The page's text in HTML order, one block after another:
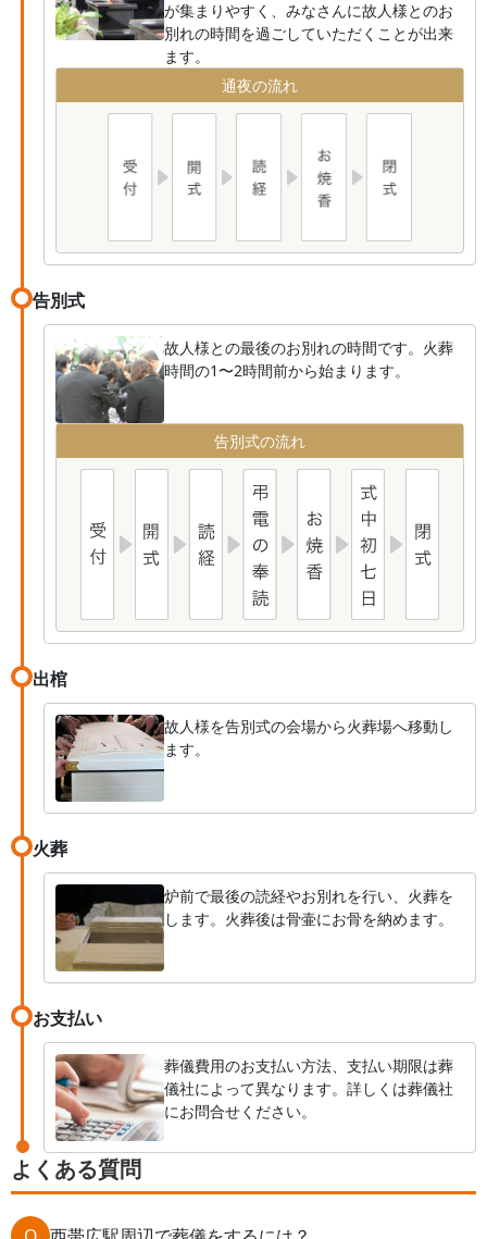
が集まりやすく、みなさんに故人様とのお
別れの時間を過ごしていただくことが出来
ます。
通夜の流れ
告別式
故人様との最後のお別れの時間です。火葬
時間の1〜2時間前から始まります。
告別式の流れ
出棺
故人様を告別式の会場から火葬場へ移動し
ます。
火葬
炉前で最後の読経やお別れを行い、火葬を
します。火葬後は骨壷にお骨を納めます。
お支払い
葬儀費用のお支払い方法、支払い期限は葬
儀社によって異なります。詳しくは葬儀社
にお問合せください。
よくある質問